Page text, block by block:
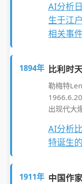
AI分析
生于江
相关事
1894年 比利时
勒梅特
出现代大
AI分析
特诞生
1911年 中国作